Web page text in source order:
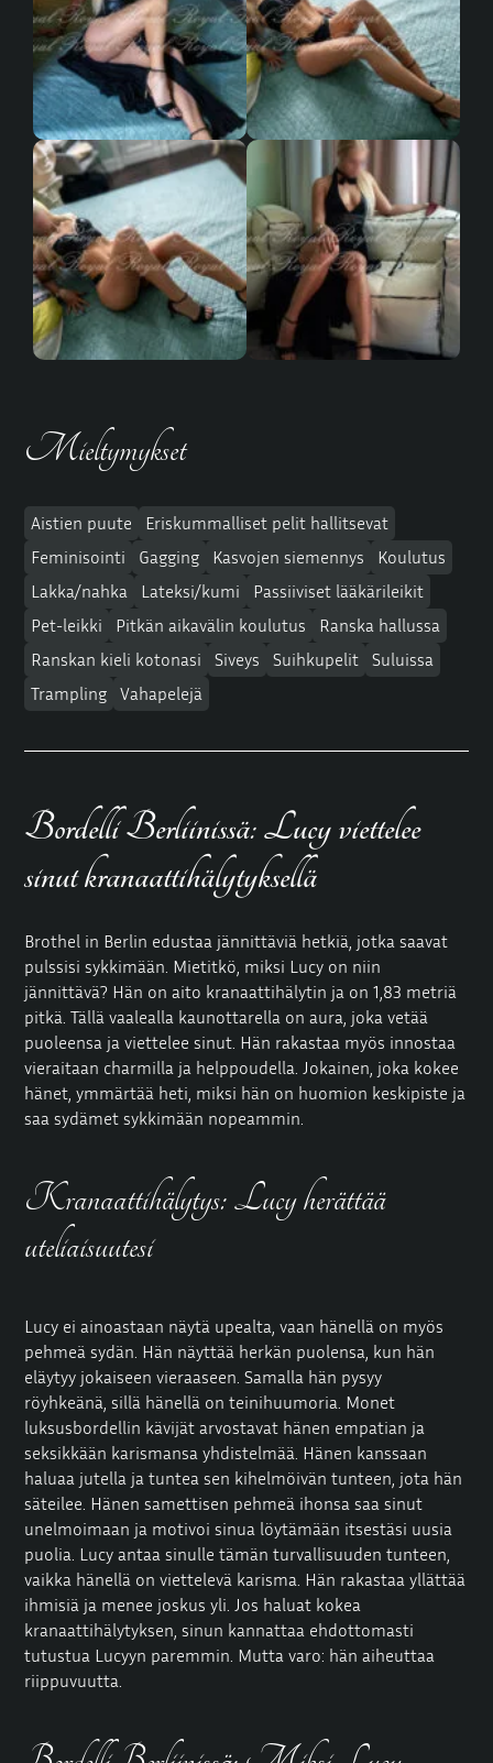
Mieltymykset
Aistien puute
Eriskummalliset pelit hallitsevat
Feminisointi
Gagging Kasvojen siemennys
Koulutus
Lakka/nahka
Lateksi/kumi
Passiiviset lääkärileikit
Pet-leikki
Pitkän aikavälin koulutus
Ranska hallussa
Ranskan kieli kotonasi
Siveys Suihkupelit
Suluissa
Trampling
Vahapelejä
Bordelli Berliinissä: Lucy viettelee
sinut kranaattihälytyksellä
Brothel in Berlin edustaa jännittäviä hetkiä, jotka saavat
pulssisi sykkimään. Mietitkö, miksi Lucy on niin
jännittävä? Hän on aito kranaattihälytin ja on 1,83 metriä
pitkä. Tällä vaalealla kaunottarella on aura, joka vetää
puoleensa ja viettelee sinut. Hän rakastaa myös innostaa
vieraitaan charmilla ja helppoudella. Jokainen, joka kokee
hänet, ymmärtää heti, miksi hän on huomion keskipiste ja
saa sydämet sykkimään nopeammin.
Kranaattihälytys: Lucy herättää
uteliaisuutesi
Lucy ei ainoastaan näytä upealta, vaan hänellä on myös
pehmeä sydän. Hän näyttää herkän puolensa, kun hän
eläytyy jokaiseen vieraaseen. Samalla hän pysyy
röyhkeänä, sillä hänellä on teinihuumoria. Monet
luksusbordellin kävijät arvostavat hänen empatian ja
seksikkään karismansa yhdistelmää. Hänen kanssaan
haluaa jutella ja tuntea sen kihelmöivän tunteen, jota hän
säteilee. Hänen samettisen pehmeä ihonsa saa sinut
unelmoimaan ja motivoi sinua löytämään itsestäsi uusia
puolia. Lucy antaa sinulle tämän turvallisuuden tunteen,
vaikka hänellä on viettelevä karisma. Hän rakastaa yllättää
ihmisiä ja menee joskus yli. Jos haluat kokea
kranaattihälytyksen, sinun kannattaa ehdottomasti
tutustua Lucyyn paremmin. Mutta varo: hän aiheuttaa
riippuvuutta.